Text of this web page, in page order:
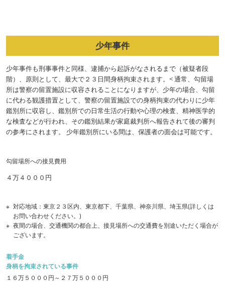
少年事件
少年事件も刑事事件と同様、逮捕から起訴がなされるまで（被疑者段
階）、原則として、最大で２３日間身柄拘束されます。< 通常、勾留場
所は警察の留置施設に収容されることになりますが、少年の場合、勾留
に代わる観護措置として、警察の留置施設での身柄拘束の代わりに少年
鑑別所に収容し、鑑別所での日常生活の行動や心理の検査、精神医学的
な検査などが行われ、その鑑別結果が家庭裁判所へ報告されて後の審判
の参考にされます。 少年鑑別所にいる間は、保護者の面会は可能です。
勾留場所への接見費用
４万４０００円
対応地域：東京２３区内、東京都下、千葉県、神奈川県、埼玉県(詳しくは
お問い合わせください。)
夜間の場合、交通機関の都合上、接見場所への交通費を別途いただく場合が
ございます。
着手金
身柄を拘束されている事件
１６万５０００円～２７万５０００円